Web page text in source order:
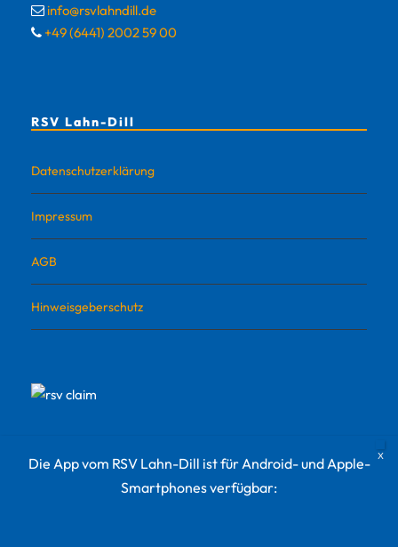
info@rsvlahndill.de
+49 (6441) 2002 59 00
RSV Lahn-Dill
Datenschutzerklärung
Impressum
AGB
Hinweisgeberschutz
Die App vom RSV Lahn-Dill ist für Android- und Apple-
Smartphones verfügbar: